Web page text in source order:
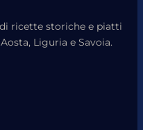
ricette storiche e piatti
Liguria e Savoia.